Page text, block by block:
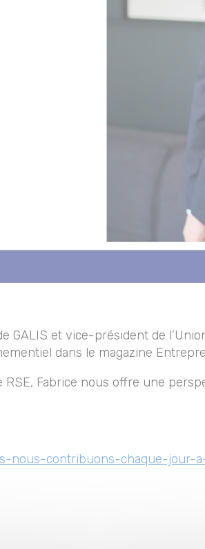
et vice-président de
dans le magazine
Fabrice nous offre une
nous-contribuons-chaque-jour-